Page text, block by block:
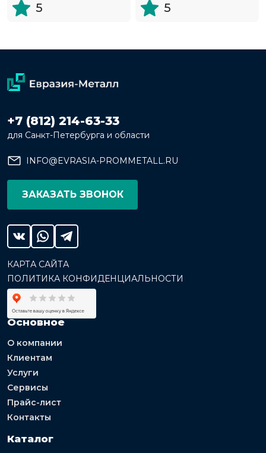
5 5
+7 (812) 214-63-33
для Санкт-Петербурга и области
INFO@EVRASIA-PROMMETALL.RU
ЗАКАЗАТЬ ЗВОНОК
КАРТА САЙТА
ПОЛИТИКА КОНФИДЕНЦИАЛЬНОСТИ
Основное
О компании
Клиентам
Услуги
Сервисы
Прайс-лист
Контакты
Каталог